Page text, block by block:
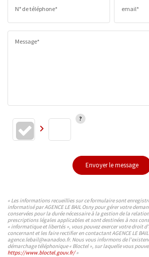
N° de téléphone* email*
Message*
Envoyer le message
« Les informations recueillies sur ce formulaire sont
informatisé par AGENCE LE BAIL Osny pour gérer votre
conservées pour la durée nécessaire à la gestion de la
prescriptions légales applicables et sont destinées à nos
« informatique et libertés », vous pouvez exercer votre droit
concernant et les faire rectifier en contactant AGENCE LE
agence.lebail@wanadoo.fr. Nous vous informons de
démarchage téléphonique « Bloctel », sur laquelle vous
https://www.bloctel.gouv.fr/»